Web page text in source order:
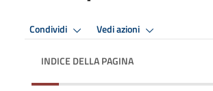
Condividi Vedi azioni
INDICE DELLA PAGINA